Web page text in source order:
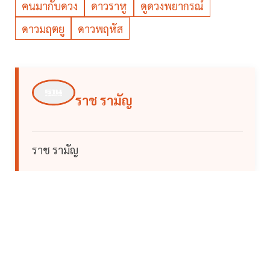
คนมากับดวง ดาวราหู
ดูดวงพยากรณ์
ดาวมฤตยู
ดาวพฤหัส
ราช รามัญ
ราช รามัญ